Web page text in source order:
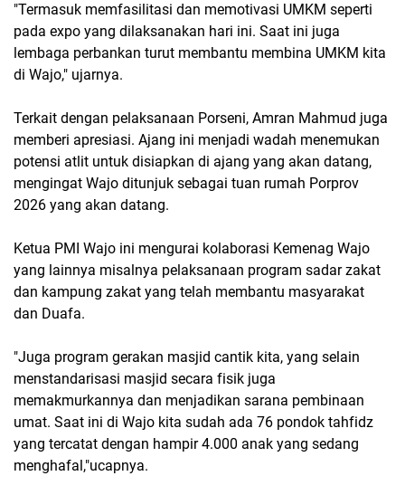
"Termasuk memfasilitasi dan memotivasi UMKM seperti
pada expo yang dilaksanakan hari ini. Saat ini juga
lembaga perbankan turut membantu membina UMKM kita
di Wajo," ujarnya.
Terkait dengan pelaksanaan Porseni, Amran Mahmud juga
memberi apresiasi. Ajang ini menjadi wadah menemukan
potensi atlit untuk disiapkan di ajang yang akan datang,
mengingat Wajo ditunjuk sebagai tuan rumah Porprov
2026 yang akan datang.
Ketua PMI Wajo ini mengurai kolaborasi Kemenag Wajo
yang lainnya misalnya pelaksanaan program sadar zakat
dan kampung zakat yang telah membantu masyarakat
dan Duafa.
"Juga program gerakan masjid cantik kita, yang selain
menstandarisasi masjid secara fisik juga
memakmurkannya dan menjadikan sarana pembinaan
umat. Saat ini di Wajo kita sudah ada 76 pondok tahfidz
yang tercatat dengan hampir 4.000 anak yang sedang
menghafal,"ucapnya.